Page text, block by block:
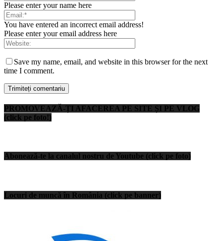
Please enter your name here
You have entered an incorrect email address!
Please enter your email address here
Save my name, email, and website in this browser for the next
time I comment.
PROMOVEAZĂ-ȚI AFACEREA PE SITE ȘI PE VLOG
(click pe foto!)
Abonează-te la canalul nostru de Youtube (click pe foto)
Locuri de muncă în România (click pe banner)